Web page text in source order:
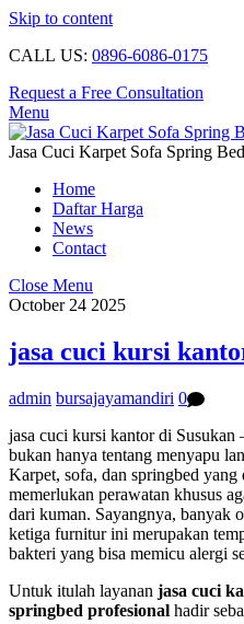
Skip to content
CALL US: 0896-6086-0175
Request a Free Consultation
Menu
Jasa Cuci Karpet Sofa Spring
Home
Daftar Harga
News
Contact
Close Menu
October 24 2025
jasa cuci kursi
admin bursajayamandiri 0
jasa cuci kursi kantor di Susukan
bukan hanya tentang menyapu
Karpet, sofa, dan springbed yang
memerlukan perawatan khusus
dari kuman. Sayangnya, banyak
ketiga furnitur ini merupakan
bakteri yang bisa memicu alergi
Untuk itulah layanan jasa cuci
springbed profesional hadir